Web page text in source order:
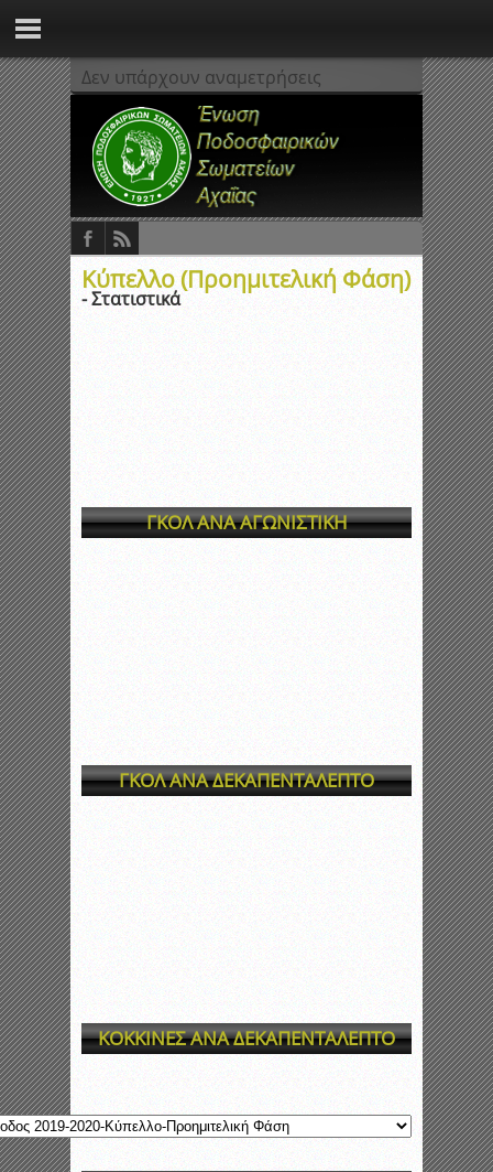
Δεν υπάρχουν αναμετρήσεις
Κύπελλο (Προημιτελική Φάση)
- Στατιστικά
ΓΚΟΛ ΑΝΑ ΑΓΩΝΙΣΤΙΚΗ
ΓΚΟΛ ΑΝΑ ΔΕΚΑΠΕΝΤΑΛΕΠΤΟ
ΚΟΚΚΙΝΕΣ ΑΝΑ ΔΕΚΑΠΕΝΤΑΛΕΠΤΟ